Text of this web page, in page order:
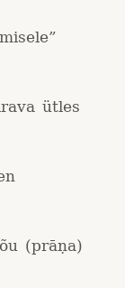
ütles
(prāṇa)